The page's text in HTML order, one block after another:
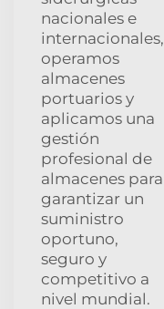
nacionales e
internacionales,
operamos
almacenes
portuarios y
aplicamos una
gestión
profesional de
almacenes para
garantizar un
suministro
oportuno,
seguro y
competitivo a
nivel mundial.